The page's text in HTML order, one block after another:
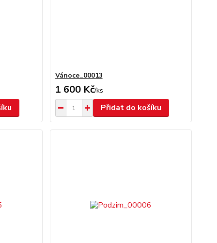
Vánoce_00013
1 600 Kč/ks
Přidat do košíku